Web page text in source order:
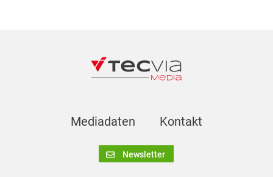
Mediadaten Kontakt
Newsletter